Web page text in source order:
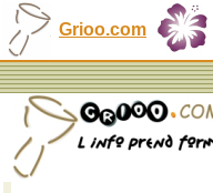
Grioo.com